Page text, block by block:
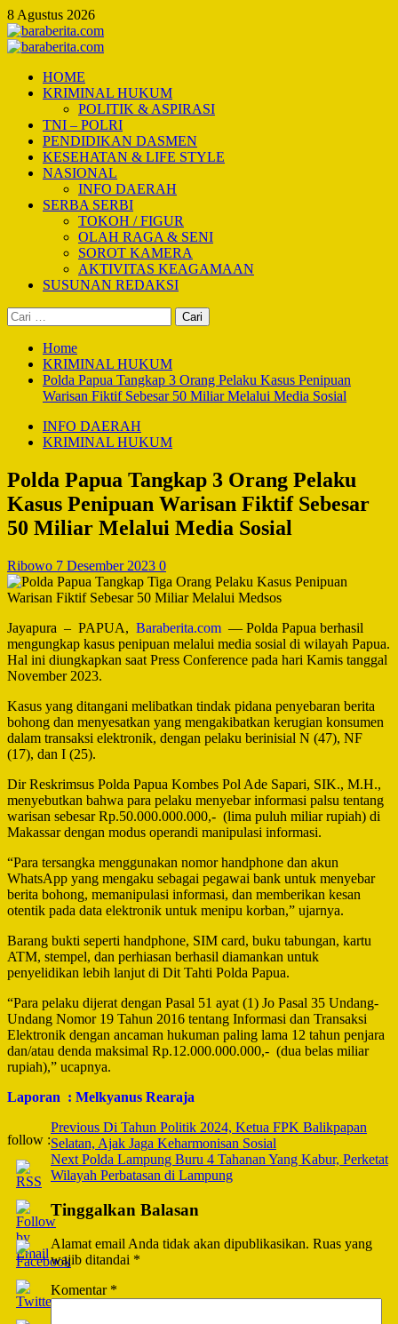
Skip
to
content
8 Agustus 2026
Primary
HOME
KRIMINAL HUKUM
POLITIK & ASPIRASI
TNI – POLRI
PENDIDIKAN DASMEN
KESEHATAN & LIFE STYLE
NASIONAL
INFO DAERAH
SERBA SERBI
TOKOH / FIGUR
OLAH RAGA & SENI
SOROT KAMERA
AKTIVITAS KEAGAMAAN
SUSUNAN REDAKSI
Cari
untuk:
Home
KRIMINAL HUKUM
Polda Papua Tangkap 3 Orang Pelaku Kasus Penipuan
Warisan Fiktif Sebesar 50 Miliar Melalui Media Sosial
INFO DAERAH
KRIMINAL HUKUM
Polda Papua Tangkap 3 Orang Pelaku
Kasus Penipuan Warisan Fiktif Sebesar
50 Miliar Melalui Media Sosial
Ribowo 7 Desember 2023 0
Jayapura – PAPUA, Baraberita.com — Polda Papua berhasil
mengungkap kasus penipuan melalui media sosial di wilayah Papua.
Hal ini diungkapkan saat Press Conference pada hari Kamis tanggal
November 2023.
Kasus yang ditangani melibatkan tindak pidana penyebaran berita
bohong dan menyesatkan yang mengakibatkan kerugian konsumen
dalam transaksi elektronik, dengan pelaku berinisial N (47), NF
(17), dan I (25).
Dir Reskrimsus Polda Papua Kombes Pol Ade Sapari, SIK., M.H.,
menyebutkan bahwa para pelaku menyebar informasi palsu tentang
warisan sebesar Rp.50.000.000.000,- (lima puluh miliar rupiah) di
Makassar dengan modus operandi manipulasi informasi.
“Para tersangka menggunakan nomor handphone dan akun
WhatsApp yang mengaku sebagai pegawai bank untuk menyebar
berita bohong, memanipulasi informasi, dan memberikan kesan
otentik pada data elektronik untuk menipu korban,” ujarnya.
Barang bukti seperti handphone, SIM card, buku tabungan, kartu
ATM, stempel, dan perhiasan berhasil diamankan untuk
penyelidikan lebih lanjut di Dit Tahti Polda Papua.
“Para pelaku dijerat dengan Pasal 51 ayat (1) Jo Pasal 35 Undang-
Undang Nomor 19 Tahun 2016 tentang Informasi dan Transaksi
Elektronik dengan ancaman hukuman paling lama 12 tahun penjara
dan/atau denda maksimal Rp.12.000.000.000,- (dua belas miliar
rupiah),” ucapnya.
Laporan : Melkyanus Rearaja
follow :
Post
Navigation
Previous Di Tahun Politik 2024, Ketua FPK Balikpapan
Selatan, Ajak Jaga Keharmonisan Sosial
Next Polda Lampung Buru 4 Tahanan Yang Kabur, Perketat
Wilayah Perbatasan di Lampung
Tinggalkan Balasan
Alamat email Anda tidak akan dipublikasikan. Ruas yang
wajib ditandai *
Komentar *